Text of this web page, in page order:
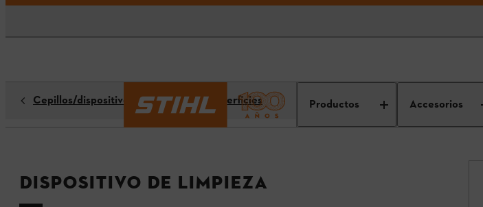
Productos Accesorios
Cepillos/dispositivos de limpieza de superficies
Dispositivo de limpieza